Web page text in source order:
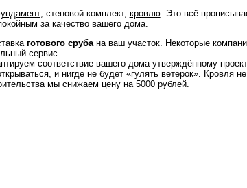
, стеновой комплект, кровлю. Это всё
за качество вашего дома.
готового срубана ваш участок. Некоторые
сервис.
соответствие вашего дома утверждённому
и нигде не будет «гулять ветерок». Кровля не
мы снижаем цену на 5000 рублей.